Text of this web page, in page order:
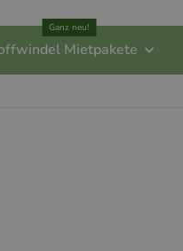
Mietpakete
Ganz neu!